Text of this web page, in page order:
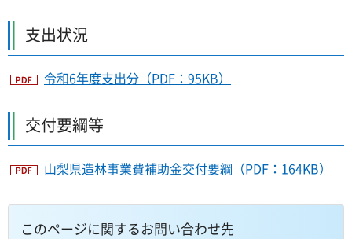
支出状況
令和6年度支出分（PDF：95KB）
交付要綱等
山梨県造林事業費補助金交付要綱（PDF：164KB）
このページに関するお問い合わせ先